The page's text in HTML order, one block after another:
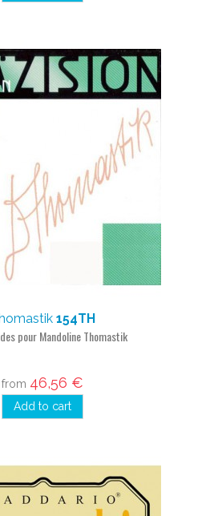
154TH
pour Mandoline Thomastik
from 46,56 €
Add to cart